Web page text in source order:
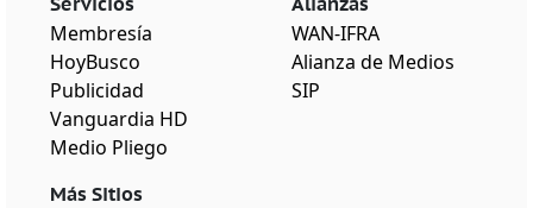
Membresía
HoyBusco
Publicidad
Vanguardia HD
Medio Pliego
Más Sitios
WAN-IFRA
Alianza de Medios
SIP